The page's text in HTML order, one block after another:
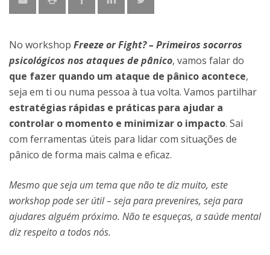
No workshop Freeze or Fight? – Primeiros socorros
psicológicos nos ataques de pânico, vamos falar do
que fazer quando um ataque de pânico acontece,
seja em ti ou numa pessoa à tua volta. Vamos partilhar
estratégias rápidas e práticas para ajudar a
controlar o momento e minimizar o impacto. Sai
com ferramentas úteis para lidar com situações de
pânico de forma mais calma e eficaz.
Mesmo que seja um tema que não te diz muito, este
workshop pode ser útil – seja para prevenires, seja para
ajudares alguém próximo. Não te esqueças, a saúde mental
diz respeito a todos nós.